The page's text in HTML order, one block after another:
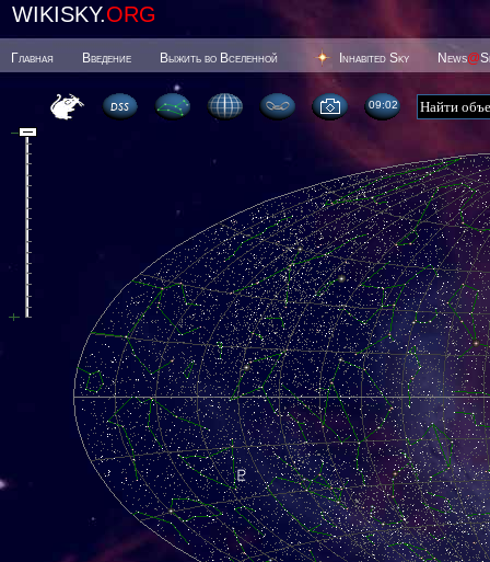
WIKISKY.ORG
Главная Введение Выжить во Вселенной Inhabited Sky News@
09 03